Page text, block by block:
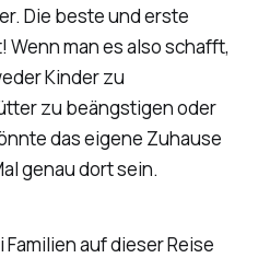
Die beste und erste
man es also schafft,
Kinder zu
zu beängstigen oder
das eigene Zuhause
genau dort sein.
auf dieser Reise